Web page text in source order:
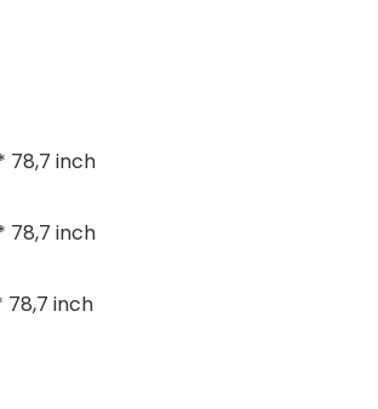
78,7 inch
78,7 inch
78,7 inch